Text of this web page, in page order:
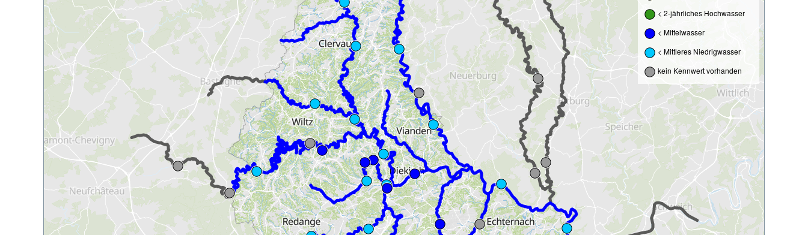
< 2-jährliches Hochwasser
< Mittelwasser
< Mittleres Niedrigwasser
kein Kennwert vorhanden